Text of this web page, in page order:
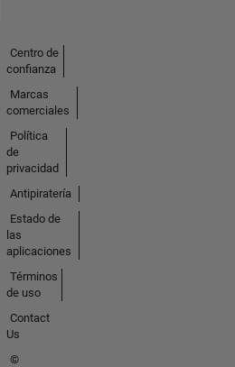
Centro de
confianza
Marcas
comerciales
Política
de
privacidad
Antipiratería
Estado de
las
aplicaciones
Términos
de uso
Contact
Us
©